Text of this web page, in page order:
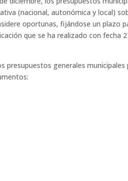
(nacional, autonómica y local)
oportunas, fijándose un plazo
que se ha realizado con fecha
generales municipales